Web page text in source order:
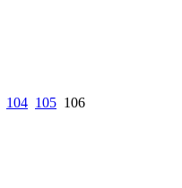
104 105 106